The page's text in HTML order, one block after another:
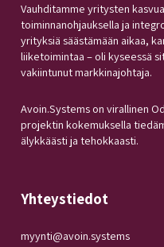
Vauhditamme yritysten
toiminnanohjauksella ja
yrityksiä säästämään aikaa,
liiketoimintaa – oli kyseessä
vakiintunut markkinajohtaja.
Avoin.Systems on virallinen
projektin kokemuksella
älykkäästi ja tehokkaasti.
Yhteystiedot
myynti@avoin.systems